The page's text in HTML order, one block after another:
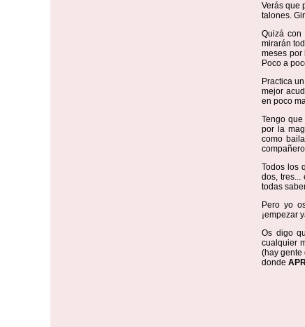
Verás que
talones.
Quizá con
mirarán
meses por
Poco a
Practica
mejor
en poco
Tengo
por la
como
Todos los
dos, tres...
todas
Pero yo
¡empezar
Os digo
cualquier
(hay gente
donde